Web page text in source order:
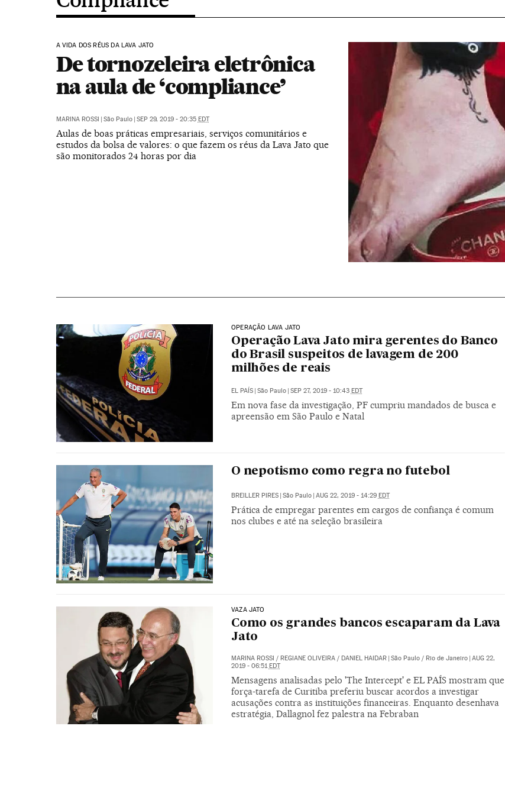
A VIDA DOS RÉUS DA LAVA JATO
De tornozeleira eletrônica
na aula de ‘compliance’
MARINA ROSSI | São Paulo | SEP 29, 2019 - 20:35 EDT
Aulas de boas práticas empresariais, serviços comunitários e
estudos da bolsa de valores: o que fazem os réus da Lava Jato que
são monitorados 24 horas por dia
OPERAÇÃO LAVA JATO
Operação Lava Jato mira gerentes do Banco
do Brasil suspeitos de lavagem de 200
milhões de reais
EL PAÍS | São Paulo | SEP 27, 2019 - 10:43 EDT
Em nova fase da investigação, PF cumpriu mandados de busca e
apreensão em São Paulo e Natal
O nepotismo como regra no futebol
BREILLER PIRES São Paulo AUG 22, 2019 - 14:29 EDT
Prática de empregar parentes em cargos de confiança é comum
nos clubes e até na seleção brasileira
VAZA JATO
Como os grandes bancos escaparam da Lava
Jato
MARINA ROSSI / REGIANE OLIVEIRA/ DANIEL HAIDAR São Paulo / Rio de Janeiro AUG 22,
2019 - 06:51 EDT
Mensagens analisadas pelo 'The Intercept' e EL PAÍS mostram que
força-tarefa de Curitiba preferiu buscar acordos a investigar
acusações contra as instituições financeiras. Enquanto desenhava
estratégia, Dallagnol fez palestra na Febraban